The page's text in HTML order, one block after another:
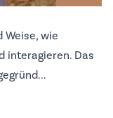
wie
interagieren. Das